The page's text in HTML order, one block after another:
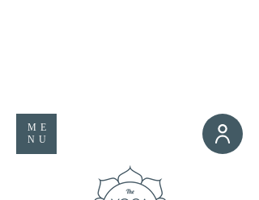
ME
NU